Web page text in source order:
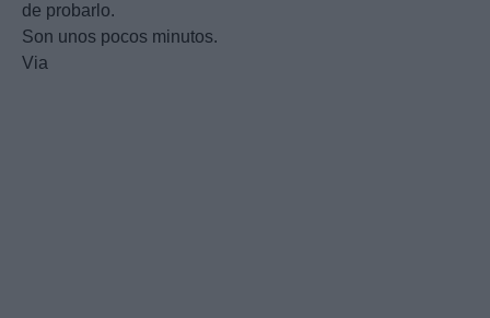
de probarlo.
Son unos pocos minutos.
Via